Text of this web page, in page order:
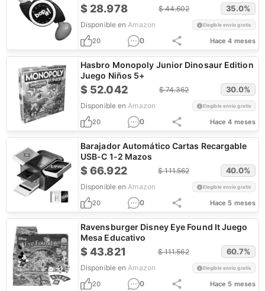
$ 28.978 $44.602 35.0%
Disponible en Amazon Elegible envío gratis
20 0 Hace 4 meses
Hasbro Monopoly Junior Dinosaur Edition
Juego Niños 5+
$ 52.042 $74.362 30.0%
Disponible en Amazon Elegible envío gratis
20 0 Hace 4 meses
Barajador Automático Cartas Recargable
USB-C 1-2 Mazos
$66.922 $111.562 40.0%
Disponible en Amazon Elegible envío gratis
20 0 Hace 5 meses
Ravensburger Disney Eye Found It Juego
Mesa Educativo
$43.821 $111.562 60.7%
Disponible en Amazon Elegible envío gratis
20 0 Hace 5 meses